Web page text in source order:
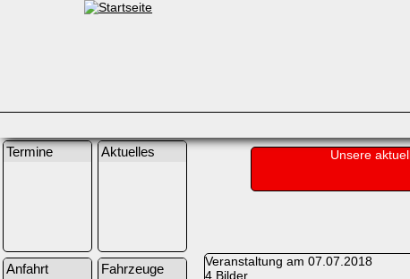
Termine Aktuelles
Anfahrt Fahrzeuge
Unsere
Veranstaltung am 07.07.2018
4 Bilder